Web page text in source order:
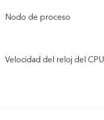
Nodo de proceso
Velocidad del reloj del CPU